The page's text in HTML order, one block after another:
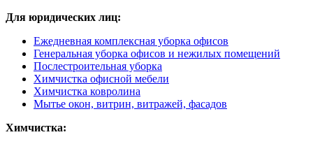
Для юридических лиц:
Ежедневная комплексная уборка офисов
Генеральная уборка офисов и нежилых помещений
Послестроительная уборка
Химчистка офисной мебели
Химчистка ковролина
Мытье окон, витрин, витражей, фасадов
Химчистка: